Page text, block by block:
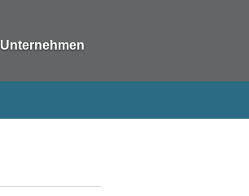
Unternehmen